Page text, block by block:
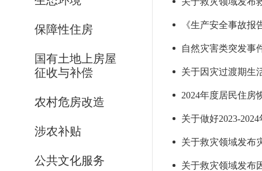
保障性住房
国有土地上房屋
征收与补偿
农村危房改造
涉农补贴
公共文化服务
《生产安全事故
自然灾害类突发事
关于因灾过渡期生
2024年度居民住房
关于做好2023-
关于救灾领域发布
关于救灾领域发布